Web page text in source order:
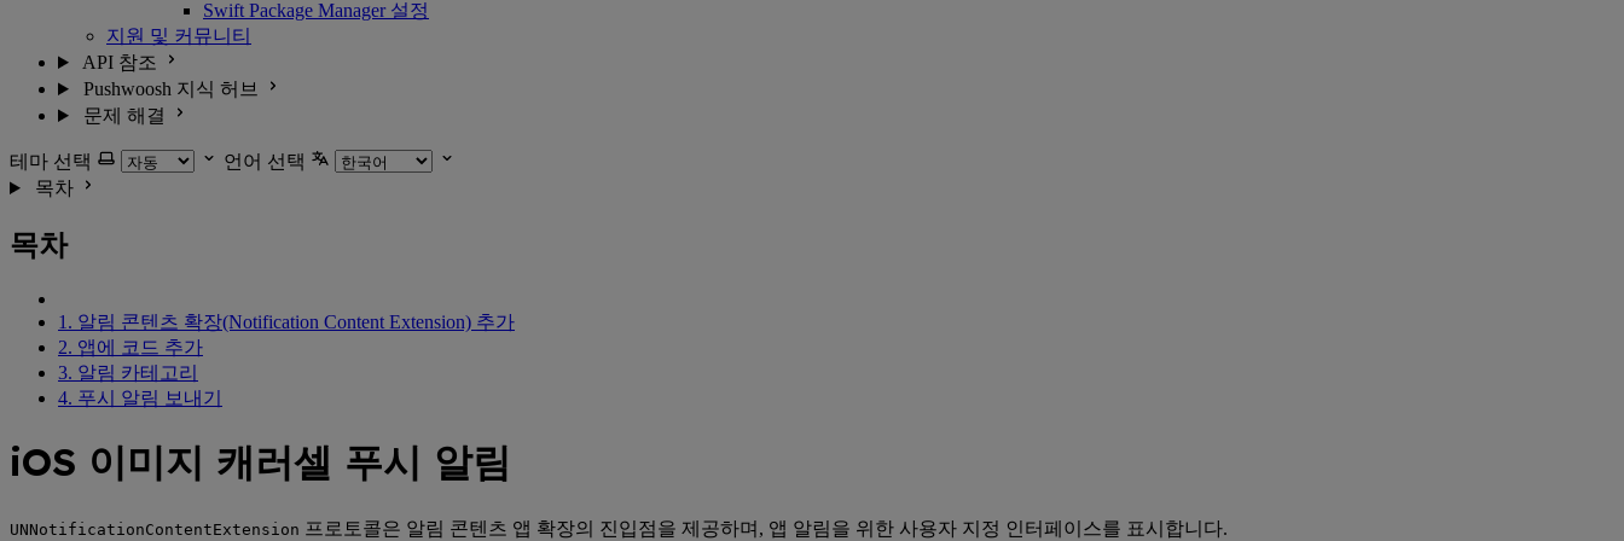
Swift Package Manager 설정
지원 및 커뮤니티
API 참조
Pushwoosh 지식 허브
문제 해결
테마 선택
언어 선택
목차
목차
1. 알림 콘텐츠 확장(Notification Content Extension) 추가
2. 앱에 코드 추가
3. 알림 카테고리
4. 푸시 알림 보내기
iOS 이미지 캐러셀 푸시 알림
UNNotificationContentExtension 프로토콜은 알림 콘텐츠 앱 확장의 진입점을 제공하며, 앱 알림을 위한 사용자 지정 인터페이스를 표시합니다.